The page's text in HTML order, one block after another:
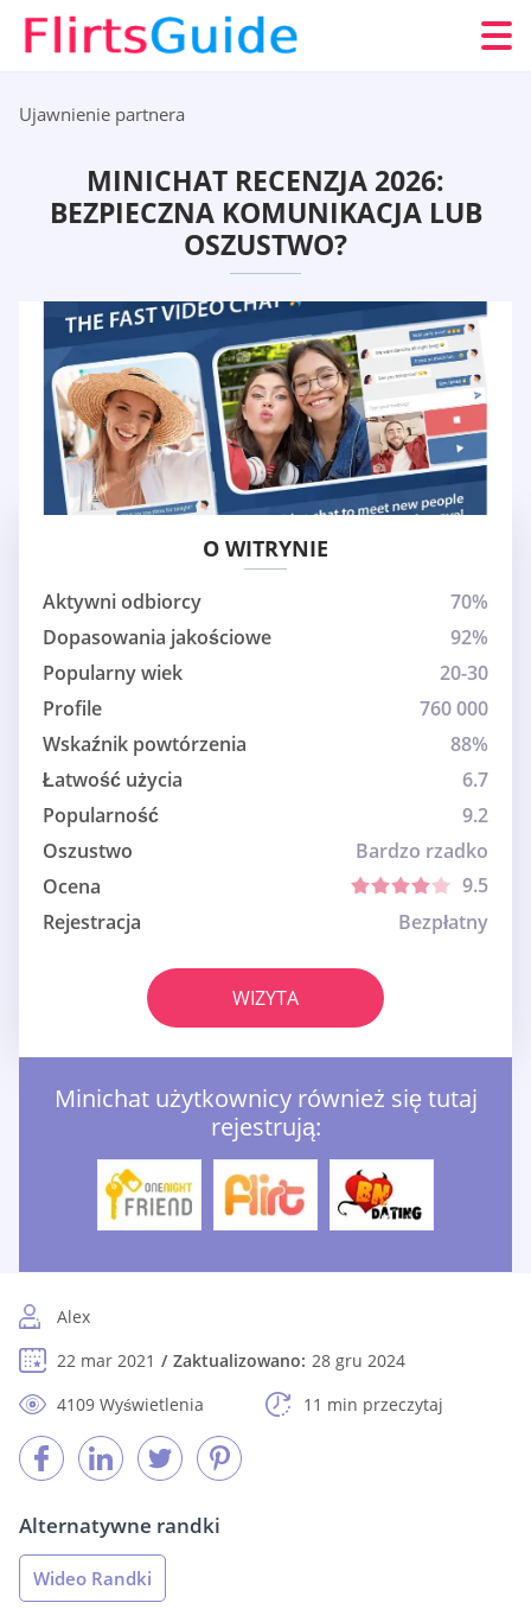
Ujawnienie partnera
MINICHAT RECENZJA 2026:
BEZPIECZNA KOMUNIKACJA LUB
OSZUSTWO?
O WITRYNIE
Aktywni odbiorcy
70%
Dopasowania jakościowe
92%
Popularny wiek
20-30
Profile
760 000
Wskaźnik powtórzenia
88%
Łatwość użycia
6.7
Popularność
9.2
Oszustwo
Bardzo rzadko
Ocena
9.5
Rejestracja
Bezpłatny
WIZYTA
Minichat użytkownicy również się tutaj
rejestrują:
Alex
22 mar 2021
Zaktualizowano: 28 gru 2024
4109 Wyświetlenia
11 min przeczytaj
Alternatywne randki
Wideo Randki